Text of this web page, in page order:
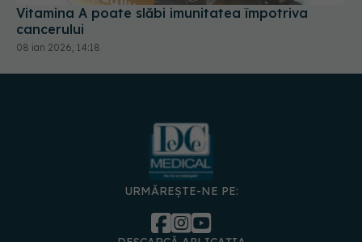
Vitamina A poate slăbi imunitatea împotriva
cancerului
08 ian 2026, 14:18
URMĂREȘTE-NE PE: